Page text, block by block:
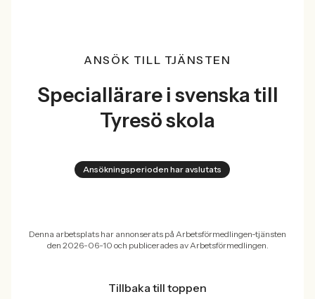
ANSÖK TILL TJÄNSTEN
Speciallärare i svenska till
Tyresö skola
Ansökningsperioden har avslutats
Denna arbetsplats har annonserats på Arbetsförmedlingen-tjänsten
den 2026-06-10 och publicerades av Arbetsförmedlingen.
Tillbaka till toppen